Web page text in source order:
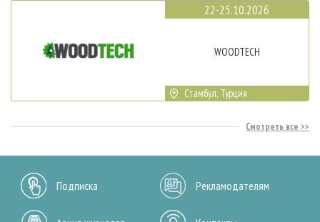
22-25.10.2026
WOODTECH
Стамбул, Турция
Смотреть все
Подписка Рекламодателям